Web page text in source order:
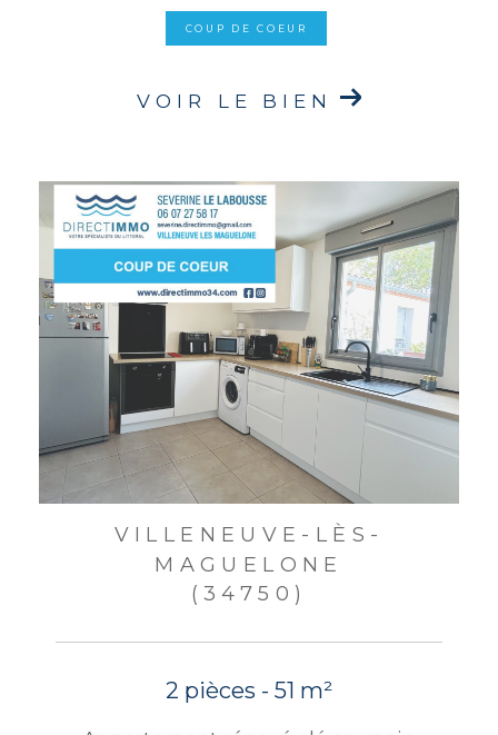
COUP DE COEUR
VOIR LE BIEN
VILLENEUVE-LÈS-
MAGUELONE
(34750)
2 pièces - 51 m²